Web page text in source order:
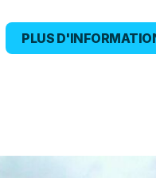
PLUS